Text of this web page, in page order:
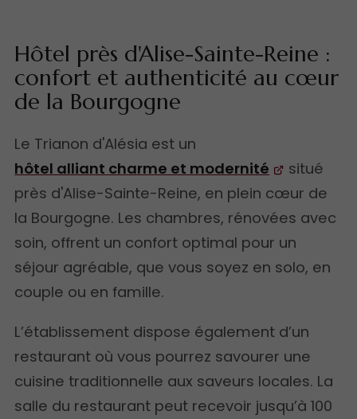
Hôtel près d'Alise-Sainte-Reine :
confort et authenticité au cœur
de la Bourgogne
Le Trianon d'Alésia est un
hôtel alliant charme et modernité
situé
près d'Alise-Sainte-Reine, en plein cœur de
la Bourgogne. Les chambres, rénovées avec
soin, offrent un confort optimal pour un
séjour agréable, que vous soyez en solo, en
couple ou en famille.
L’établissement dispose également d’un
restaurant où vous pourrez savourer une
cuisine traditionnelle aux saveurs locales. La
salle du restaurant peut recevoir jusqu’à 100